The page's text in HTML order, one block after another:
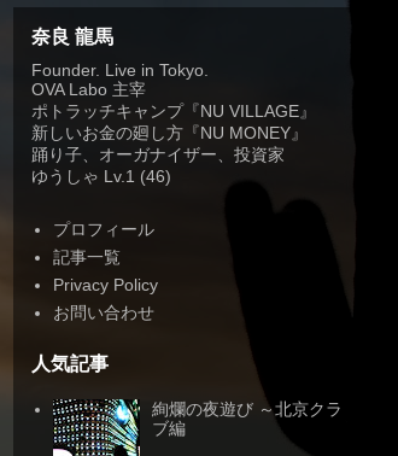
奈良 龍馬
Founder. Live in Tokyo.
OVA Labo 主宰
ポトラッチキャンプ『NU VILLAGE』
新しいお金の廻し方『NU MONEY』
踊り子、オーガナイザー、投資家
ゆうしゃ Lv.1 (46)
プロフィール
記事一覧
Privacy Policy
お問い合わせ
人気記事
絢爛の夜遊び ～北京クラ
ブ編